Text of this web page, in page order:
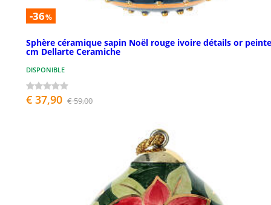
-36%
Sphère céramique sapin Noël rouge ivoire détails or
cm Dellarte Ceramiche
DISPONIBLE
€ 37,90 € 59,00